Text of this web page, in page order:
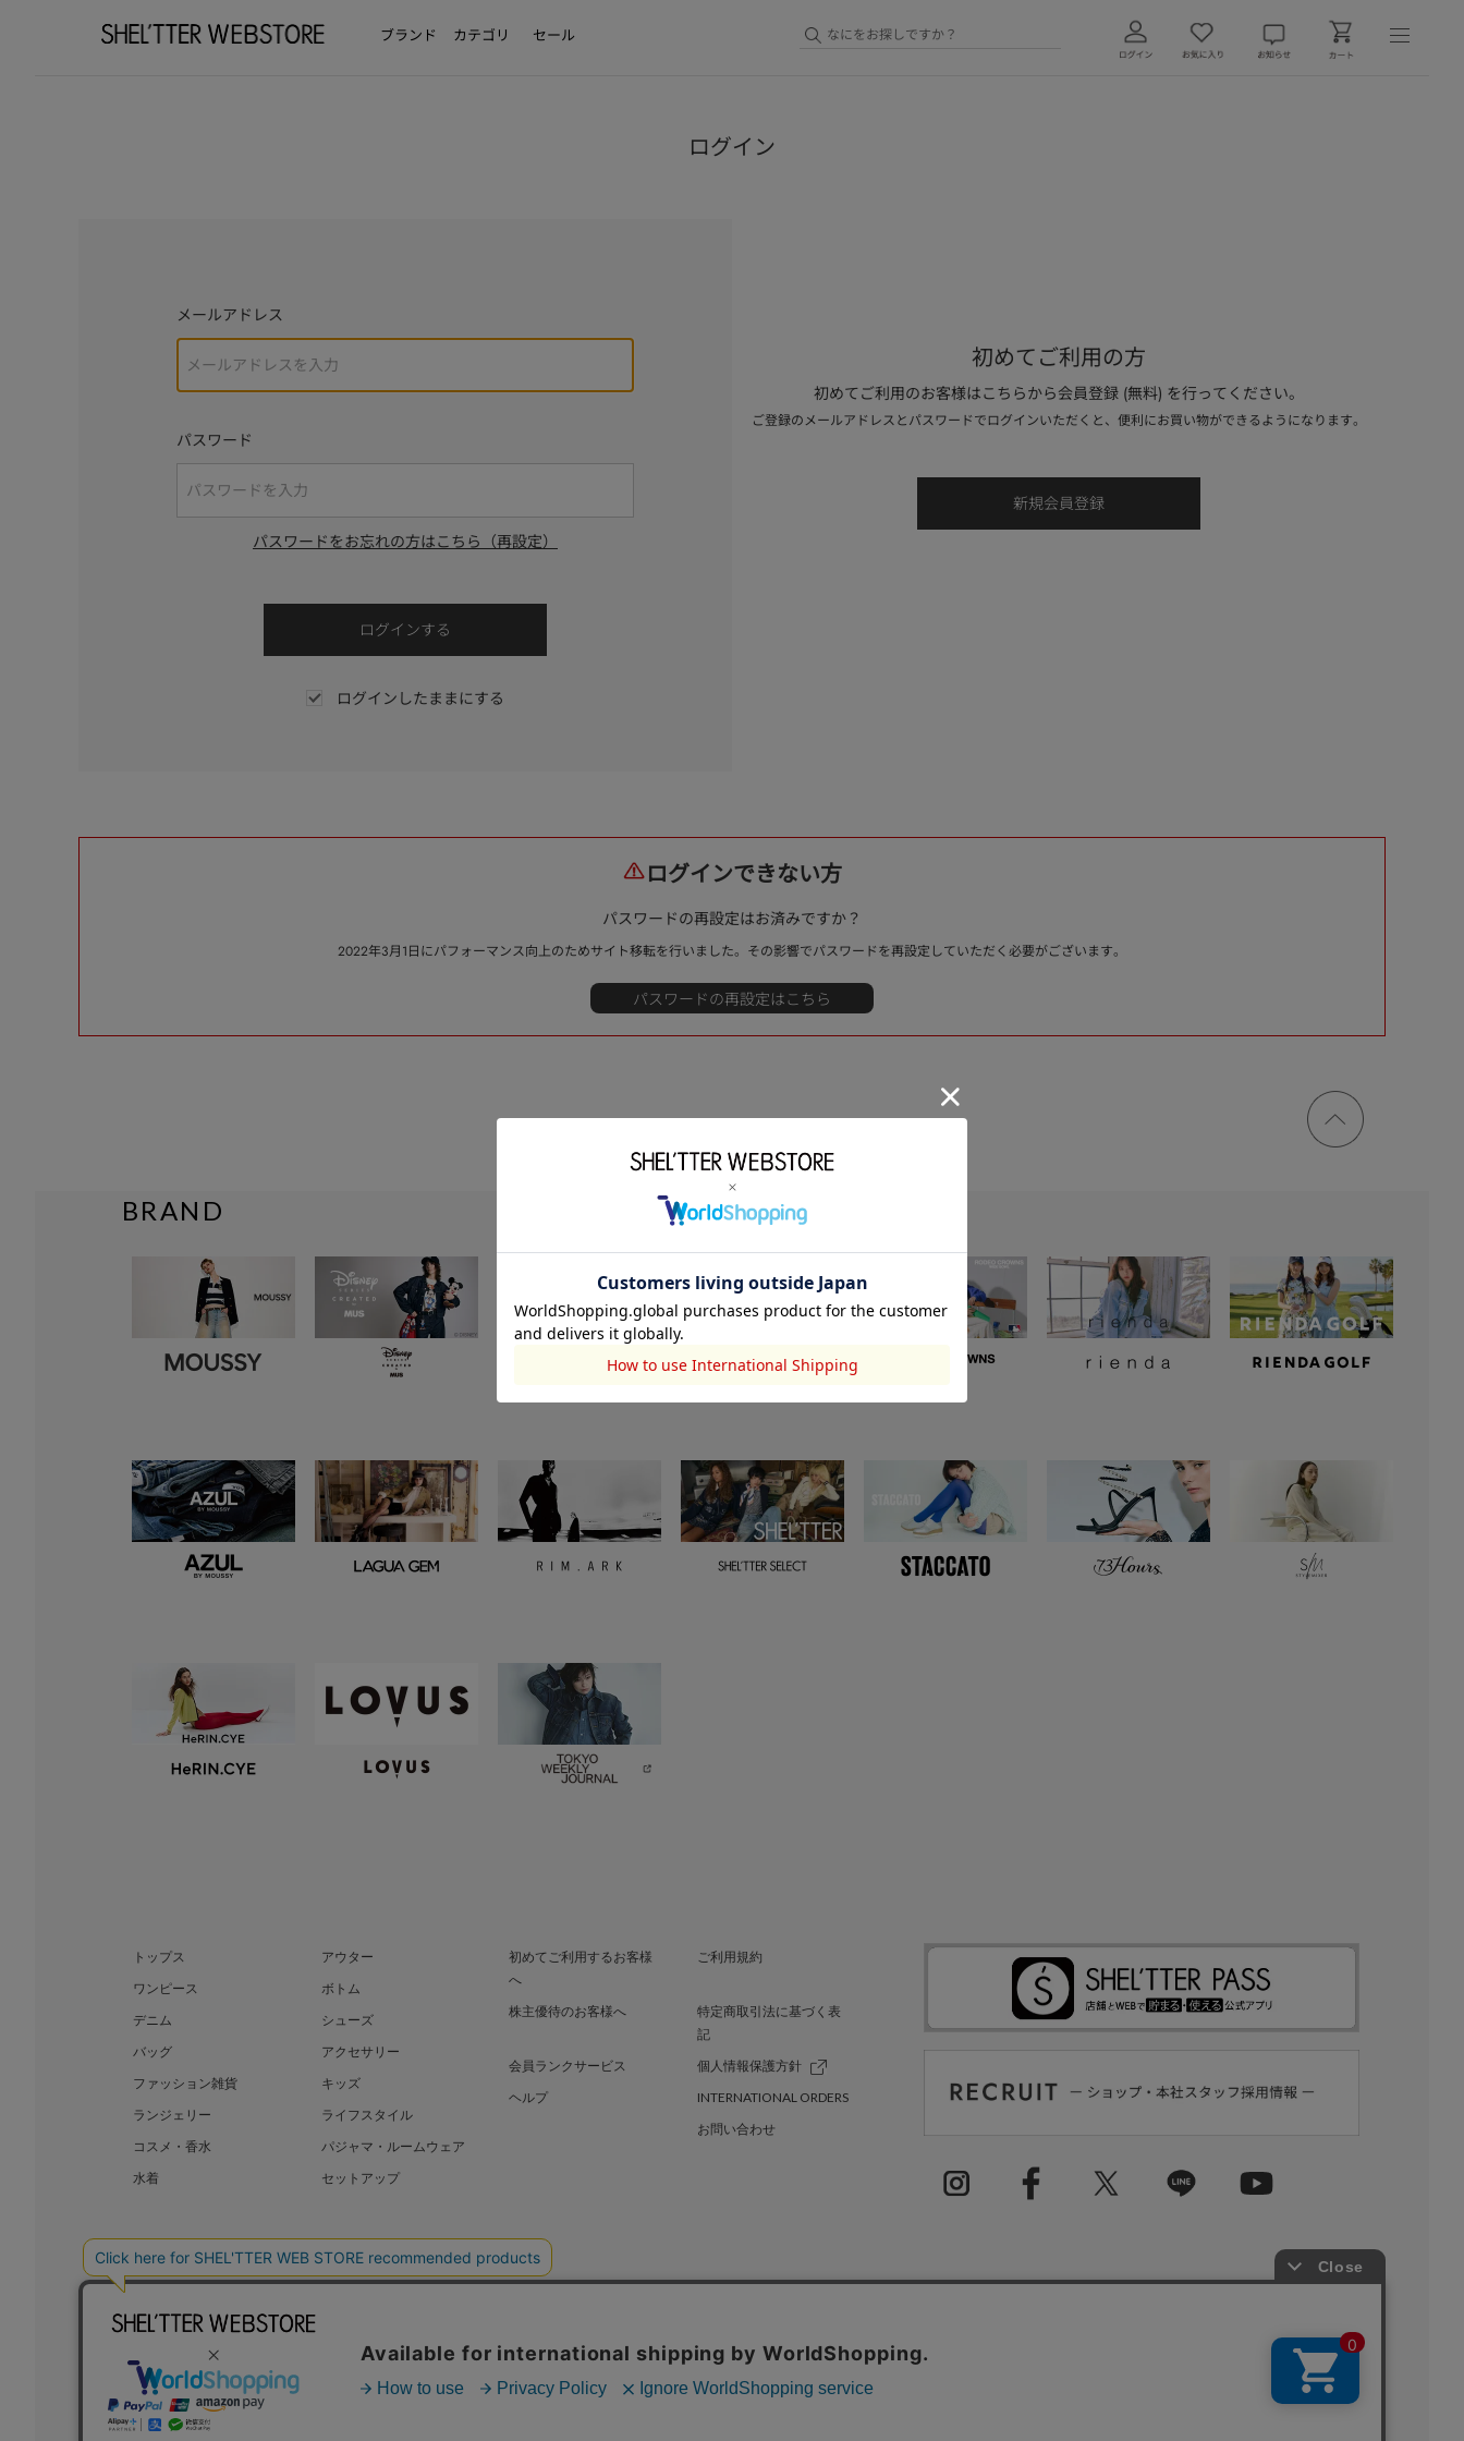
ブランド カテゴリ セール
ログイン
メールアドレス
パスワード
パスワードをお忘れの方はこちら（再設定）
ログインしたままにする
初めてご利用の方
初めてご利用のお客様はこちらから会員登録 (無料) を行ってください。
ご登録のメールアドレスとパスワードでログインいただくと、便利にお買い物ができるようになります。
ログインできない方
パスワードの再設定はお済みですか？
2022年3月1日にパフォーマンス向上のためサイト移転を行いました。その影響でパスワードを再設定していただく必要がございます。
ページ
トップ
BRAND
トップス
アウター
ワンピース
ボトム
デニム
シューズ
バッグ
アクセサリー
ファッション雑貨
キッズ
ランジェリー
ライフスタイル
コスメ・香水
パジャマ・ルームウェア
水着
セットアップ
初めてご利用するお客様
へ
ご利用規約
株主優待のお客様へ
特定商取引法に基づく表
記
会員ランクサービス
個人情報保護方針
ヘルプ
INTERNATIONAL ORDERS
お問い合わせ
BAROQUE JAPAN LIMITED SHEL’TTER GREEN 採用情報
COPYRIGHT © BAROQUE JAPAN LIMITED ALL RIGHTS RESERVED.